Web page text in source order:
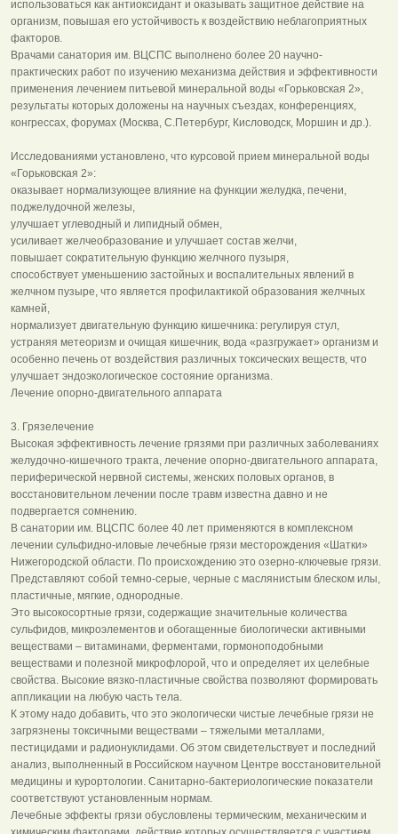
использоваться как антиоксидант и оказывать защитное действие на
организм, повышая его устойчивость к воздействию неблагоприятных
факторов.
Врачами санатория им. ВЦСПС выполнено более 20 научно-
практических работ по изучению механизма действия и эффективности
применения лечением питьевой минеральной воды «Горьковская 2»,
результаты которых доложены на научных съездах, конференциях,
конгрессах, форумах (Москва, С.Петербург, Кисловодск, Моршин и др.).
Исследованиями установлено, что курсовой прием минеральной воды
«Горьковская 2»:
оказывает нормализующее влияние на функции желудка, печени,
поджелудочной железы,
улучшает углеводный и липидный обмен,
усиливает желчеобразование и улучшает состав желчи,
повышает сократительную функцию желчного пузыря,
способствует уменьшению застойных и воспалительных явлений в
желчном пузыре, что является профилактикой образования желчных
камней,
нормализует двигательную функцию кишечника: регулируя стул,
устраняя метеоризм и очищая кишечник, вода «разгружает» организм и
особенно печень от воздействия различных токсических веществ, что
улучшает эндоэкологическое состояние организма.
Лечение опорно-двигательного аппарата
3. Грязелечение
Высокая эффективность лечение грязями при различных заболеваниях
желудочно-кишечного тракта, лечение опорно-двигательного аппарата,
периферической нервной системы, женских половых органов, в
восстановительном лечении после травм известна давно и не
подвергается сомнению.
В санатории им. ВЦСПС более 40 лет применяются в комплексном
лечении сульфидно-иловые лечебные грязи месторождения «Шатки»
Нижегородской области. По происхождению это озерно-ключевые грязи.
Представляют собой темно-серые, черные с маслянистым блеском илы,
пластичные, мягкие, однородные.
Это высокосортные грязи, содержащие значительные количества
сульфидов, микроэлементов и обогащенные биологически активными
веществами – витаминами, ферментами, гормоноподобными
веществами и полезной микрофлорой, что и определяет их целебные
свойства. Высокие вязко-пластичные свойства позволяют формировать
аппликации на любую часть тела.
К этому надо добавить, что это экологически чистые лечебные грязи не
загрязнены токсичными веществами – тяжелыми металлами,
пестицидами и радионуклидами. Об этом свидетельствует и последний
анализ, выполненный в Российском научном Центре восстановительной
медицины и курортологии. Санитарно-бактериологические показатели
соответствуют установленным нормам.
Лечебные эффекты грязи обусловлены термическим, механическим и